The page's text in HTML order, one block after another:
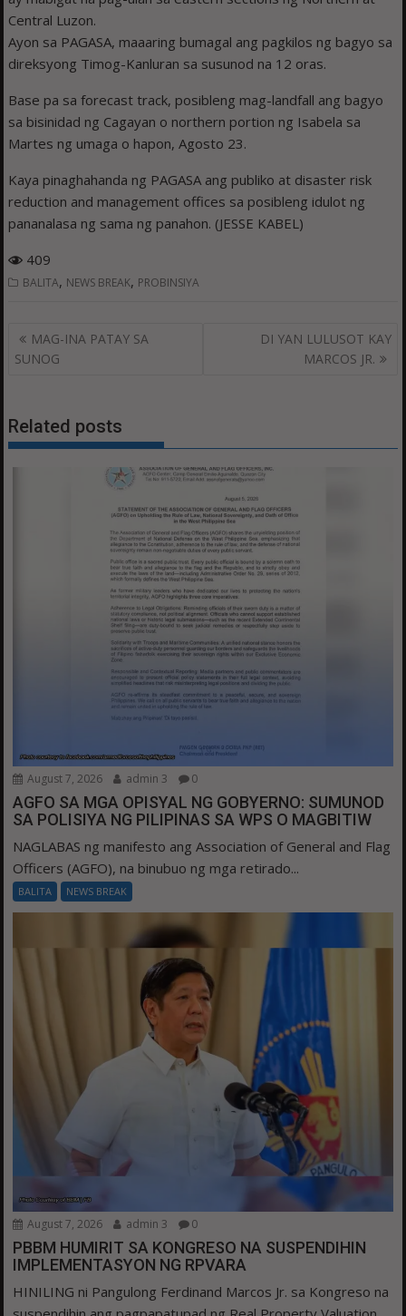
Central Luzon.
Ayon sa PAGASA, maaaring bumagal ang pagkilos ng bagyo sa
direksyong Timog-Kanluran sa susunod na 12 oras.
Base pa sa forecast track, posibleng mag-landfall ang bagyo
sa bisinidad ng Cagayan o northern portion ng Isabela sa
Martes ng umaga o hapon, Agosto 23.
Kaya pinaghahanda ng PAGASA ang publiko at disaster risk
reduction and management offices sa posibleng idulot ng
pananalasa ng sama ng panahon. (JESSE KABEL)
409
BALITA, NEWS BREAK, PROBINSIYA
Post
navigation
MAG-INA PATAY SA
SUNOG
DI YAN LULUSOT KAY
MARCOS JR.
Related posts
August 7, 2026 admin 3 0
AGFO SA MGA OPISYAL NG GOBYERNO: SUMUNOD
SA POLISIYA NG PILIPINAS SA WPS O MAGBITIW
NAGLABAS ng manifesto ang Association of General and Flag
Officers (AGFO), na binubuo ng mga retirado...
BALITA NEWS BREAK
August 7, 2026 admin 3 0
PBBM HUMIRIT SA KONGRESO NA SUSPENDIHIN
IMPLEMENTASYON NG RPVARA
HINILING ni Pangulong Ferdinand Marcos Jr. sa Kongreso na